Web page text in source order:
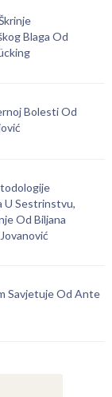
Blaga Od
Bolesti Od
U Sestrinstvu,
Od Biljana
Savjetuje Od Ante